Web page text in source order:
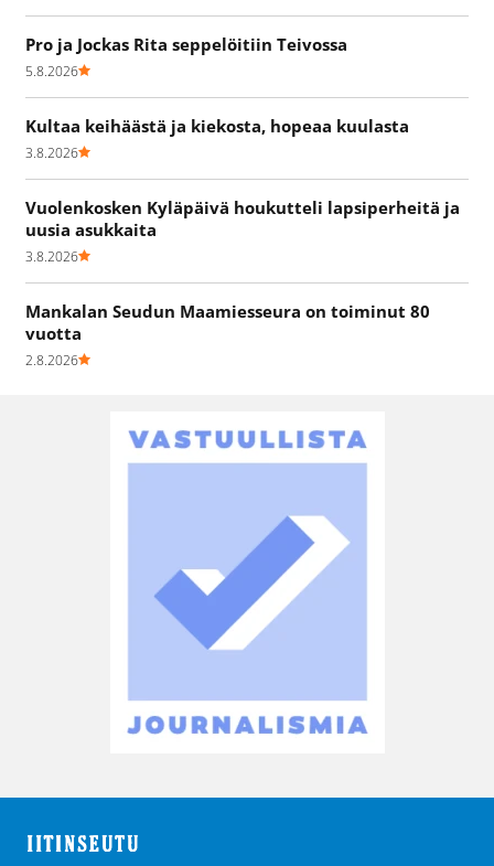
Pro ja Jockas Rita seppelöitiin Teivossa
5.8.2026
Kultaa keihäästä ja kiekosta, hopeaa kuulasta
3.8.2026
Vuolenkosken Kyläpäivä houkutteli lapsiperheitä ja
uusia asukkaita
3.8.2026
Mankalan Seudun Maamiesseura on toiminut 80
vuotta
2.8.2026